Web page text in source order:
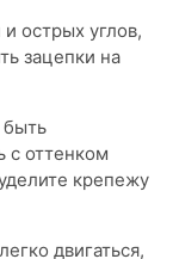
острых углов,
зацепки на
с оттенком
крепежу
двигаться,